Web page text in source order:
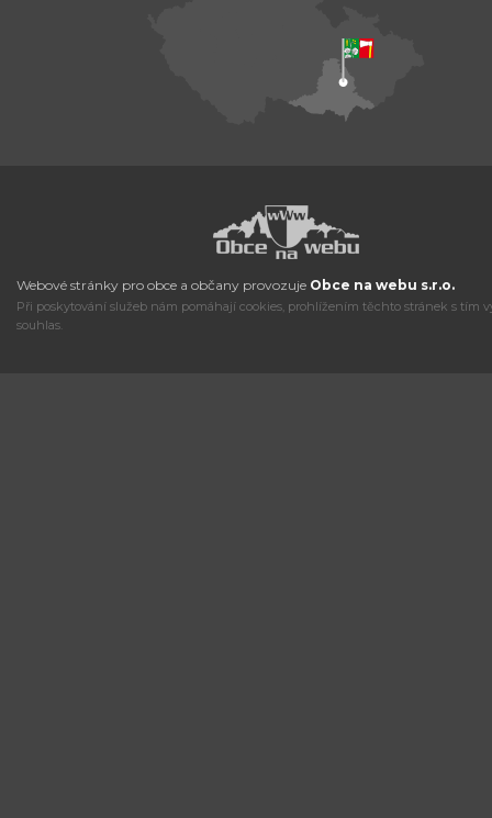
Webové stránky pro obce a občany provozuje Obce na webu s.r.o.
Při poskytování služeb nám pomáhají cookies, prohlížením těchto stránek s tím
souhlas.